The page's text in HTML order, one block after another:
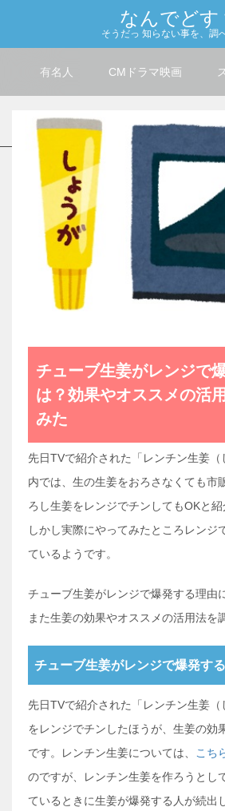
なんでどす
そうだっ 知らない事を、調
有名人 CMドラマ映画
チューブ生姜がレンジで
は？効果やオススメの活
みた
先日TVで紹介された「レンチン生姜（
内では、生の生姜をおろさなくても市
ろし生姜をレンジでチンしてもOKと紹
しかし実際にやってみたところレンジ
ているようです。
チューブ生姜がレンジで爆発する理由
また生姜の効果やオススメの活用法を
チューブ生姜がレンジで爆発す
先日TVで紹介された「レンチン生姜
をレンジでチンしたほうが、生姜の効
です。レンチン生姜については、 こち
のですが、レンチン生姜を作ろうとし
ているときに生姜が爆発する人が続出